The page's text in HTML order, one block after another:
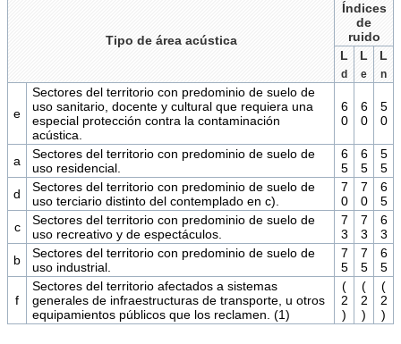
Tipo de área acústica
Índices
de
ruido
L
d
L
e
L
n
e
Sectores del territorio con predominio de suelo de
uso sanitario, docente y cultural que requiera una
especial protección contra la contaminación
acústica.
6
0
6
0
5
0
a
Sectores del territorio con predominio de suelo de
uso residencial.
6
5
6
5
5
5
d
Sectores del territorio con predominio de suelo de
uso terciario distinto del contemplado en c).
7
0
7
0
6
5
c
Sectores del territorio con predominio de suelo de
uso recreativo y de espectáculos.
7
3
7
3
6
3
b
Sectores del territorio con predominio de suelo de
uso industrial.
7
5
7
5
6
5
f
Sectores del territorio afectados a sistemas
generales de infraestructuras de transporte, u otros
equipamientos públicos que los reclamen. (1)
(
2
)
(
2
)
(
2
)